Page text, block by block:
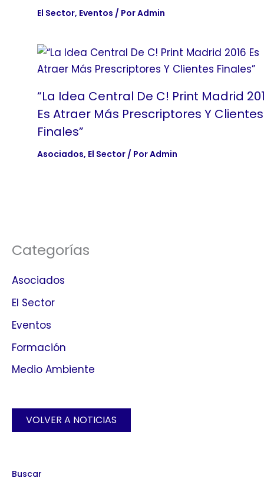
El Sector, Eventos / PorAdmin
“La Idea Central De C! Print Madrid
Es Atraer Más Prescriptores Y Clientes
Finales”
Asociados, El Sector/ PorAdmin
Categorías
Asociados
El Sector
Eventos
Formación
Medio Ambiente
VOLVER A NOTICIAS
Buscar